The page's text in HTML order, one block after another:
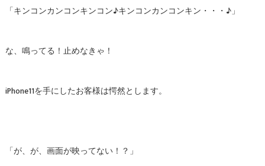
「キンコンカンコンキンコン♪キンコンカンコンキン・・・♪」
な、鳴ってる！止めなきゃ！
iPhone11を手にしたお客様は愕然とします。
「が、が、画面が映ってない！？」